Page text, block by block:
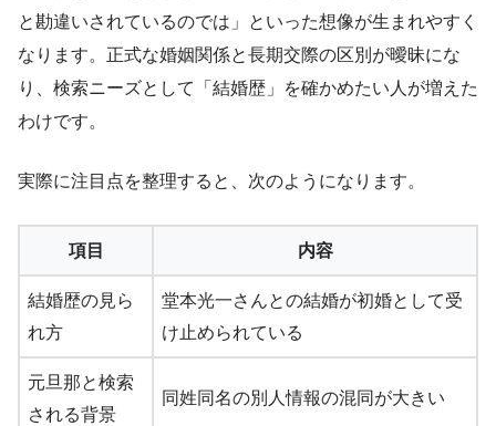
と勘違いされているのでは」といった想像が生まれやすく
なります。正式な婚姻関係と長期交際の区別が曖昧にな
り、検索ニーズとして「結婚歴」を確かめたい人が増えた
わけです。
実際に注目点を整理すると、次のようになります。
項目 内容
結婚歴の見ら
れ方
堂本光一さんとの結婚が初婚として受
け止められている
元旦那と検索
される背景
同姓同名の別人情報の混同が大きい